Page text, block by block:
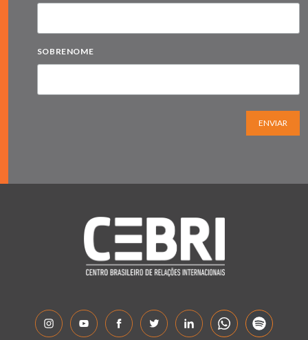
SOBRENOME
ENVIAR